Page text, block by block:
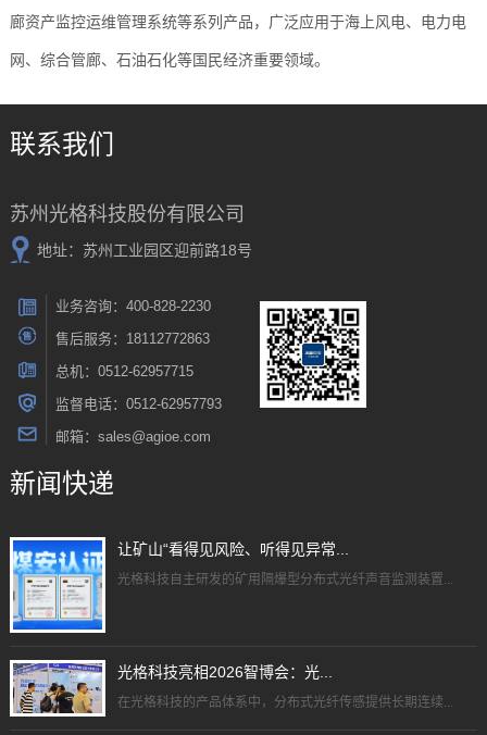
廊资产监控运维管理系统等系列产品，广泛应用于海上风电、电力电
网、综合管廊、石油石化等国民经济重要领域。
联系我们
苏州光格科技股份有限公司
地址：苏州工业园区迎前路18号
业务咨询：400-828-2230
售后服务：18112772863
总机：0512-62957715
监督电话：0512-62957793
邮箱：sales@agioe.com
新闻快递
让矿山“看得见风险、听得见异常...
光格科技自主研发的矿用隔爆型分布式光纤声音监测装置...
光格科技亮相2026智博会：光...
在光格科技的产品体系中，分布式光纤传感提供长期连续...